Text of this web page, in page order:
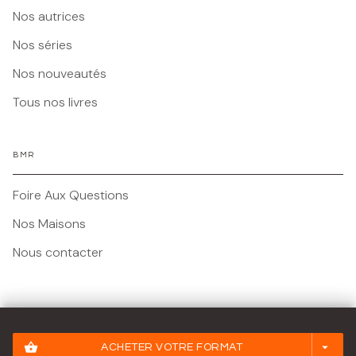
shopping_basket ACHETER VOTRE FORMAT arrow_drop_down
Nos autrices
Nos séries
Nos nouveautés
Tous nos livres
BMR
Foire Aux Questions
Nos Maisons
Nous contacter
Mentions légales